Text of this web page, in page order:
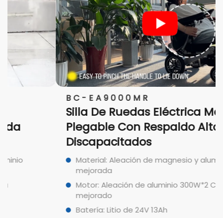
BC-EA9000MR
Silla De Ruedas Eléctrica Manual
Plegable Con Respaldo Alto Para
Discapacitados
Material: Aleación de magnesio y aluminio
Motor: Aleación de aluminio 300W*2 Cepillo
Batería: Litio de 24V 13Ah